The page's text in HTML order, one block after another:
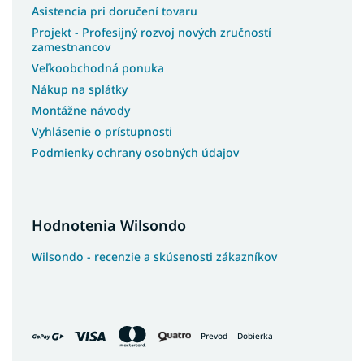
Látkové postele
Asistencia pri doručení tovaru
Projekt - Profesijný rozvoj nových zručností
zamestnancov
Veľkoobchodná ponuka
Nákup na splátky
Montážne návody
Vyhlásenie o prístupnosti
Podmienky ochrany osobných údajov
Hodnotenia Wilsondo
Wilsondo - recenzie a skúsenosti zákazníkov
Prevod Dobierka